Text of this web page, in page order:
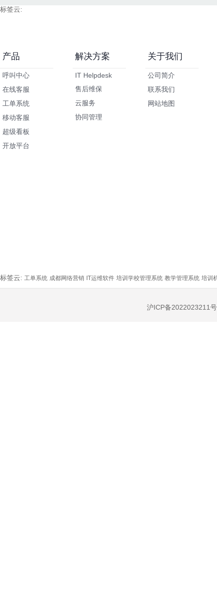
标签云:
产品
呼叫中心
在线客服
工单系统
移动客服
超级看板
开放平台
解决方案
IT Helpdesk
售后维保
云服务
协同管理
关于我们
公司简介
联系我们
网站地图
标签云: 工单系统 成都网络营销 IT运维软件 培训学校管理系统 教学管理系统 培训
沪ICP备2022023211